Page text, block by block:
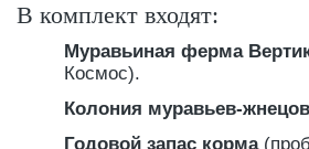
В комплект входят:
Муравьиная ферма
Космос).
Колония муравьев-
Годовой запас корма